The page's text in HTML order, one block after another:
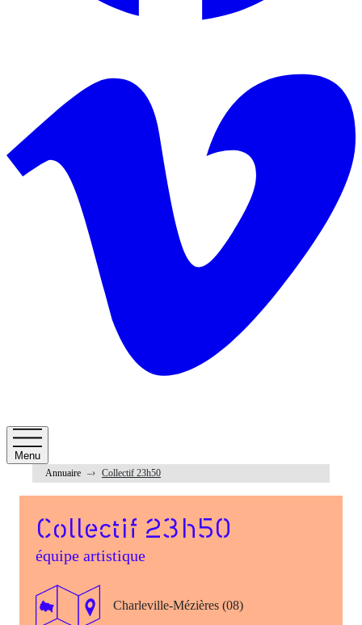
Menu
Annuaire Collectif 23h50
Collectif 23h50
équipe artistique
Charleville-Mézières (08)